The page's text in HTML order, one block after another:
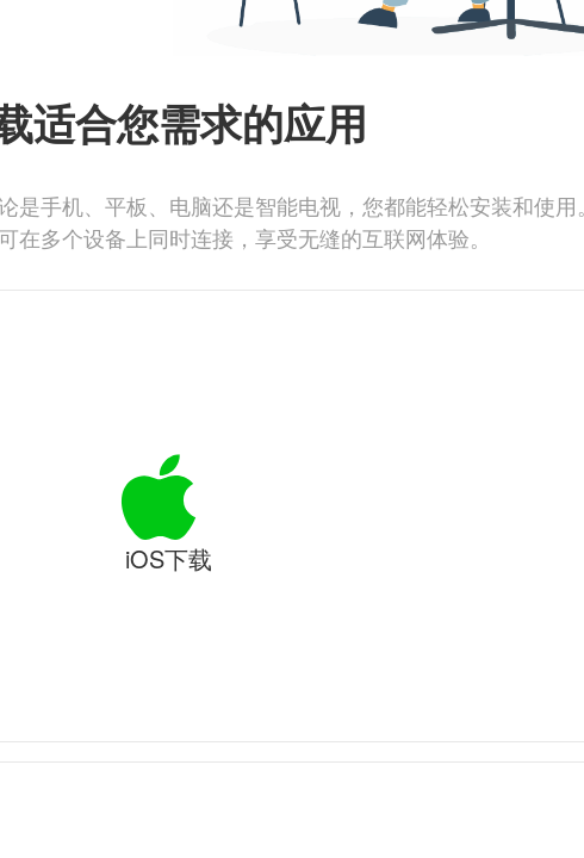
适合您需求的应用
是手机、平板、电脑还是智能电视，您都能轻松安装和使用。
在多个设备上同时连接，享受无缝的互联网体验。
iOS下载